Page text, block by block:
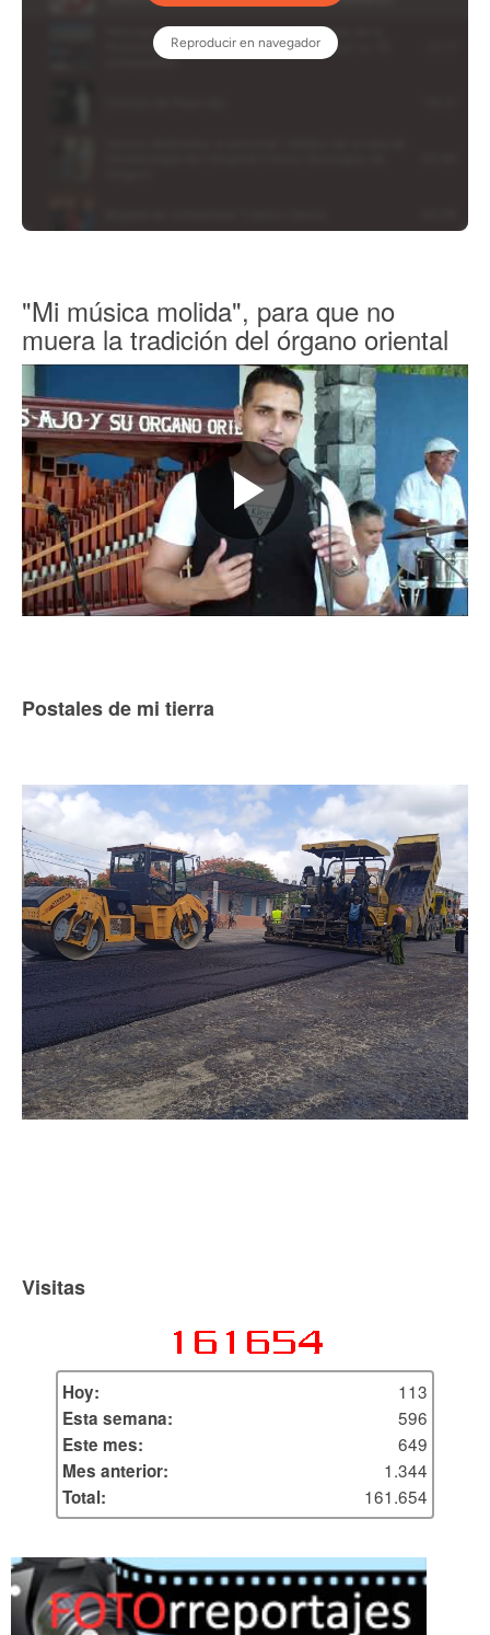
"Mi música molida", para que no
muera la tradición del órgano oriental
Postales de mi tierra
Visitas
Hoy:
113
Esta semana:
596
Este mes:
649
Mes anterior:
1.344
Total:
161.654